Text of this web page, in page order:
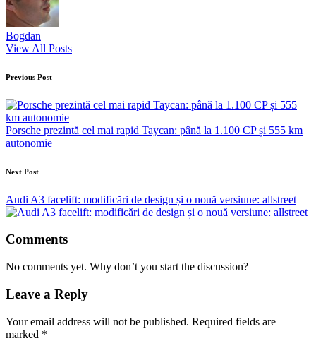
Bogdan
View All Posts
Post
navigation
Previous Post
Porsche prezintă cel mai rapid Taycan: până la 1.100 CP și 555 km
autonomie
Next Post
Audi A3 facelift: modificări de design și o nouă versiune: allstreet
Comments
No comments yet. Why don’t you start the discussion?
Leave a Reply
Your email address will not be published. Required fields are
marked *